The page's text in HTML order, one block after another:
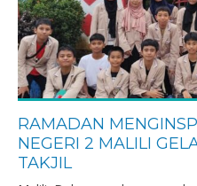
RAMADAN
NEGERI 2 MALILI
TAKJIL